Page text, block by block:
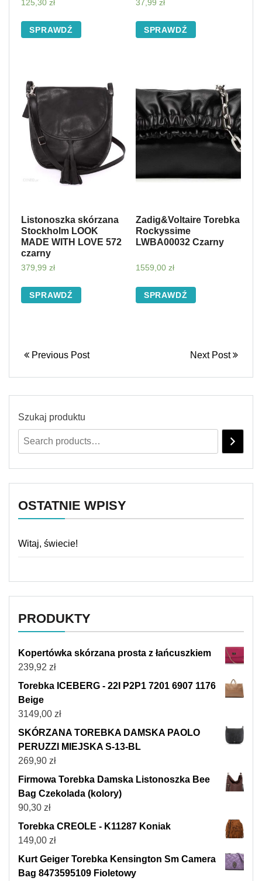
125,30 zł
SPRAWDŹ
37,99 zł
SPRAWDŹ
Listonoszka skórzana
Stockholm LOOK
MADE WITH LOVE 572
czarny
379,99 zł
SPRAWDŹ
Zadig&Voltaire Torebka
Rockyssime
LWBA00032 Czarny
1559,00 zł
SPRAWDŹ
Previous Post Next Post
Szukaj produktu
OSTATNIE WPISY
Witaj, świecie!
PRODUKTY
Kopertówka skórzana prosta z łańcuszkiem
239,92 zł
Torebka ICEBERG - 22I P2P1 7201 6907 1176
Beige
3149,00 zł
SKÓRZANA TOREBKA DAMSKA PAOLO
PERUZZI MIEJSKA S-13-BL
269,90 zł
Firmowa Torebka Damska Listonoszka Bee
Bag Czekolada (kolory)
90,30 zł
Torebka CREOLE - K11287 Koniak
149,00 zł
Kurt Geiger Torebka Kensington Sm Camera
Bag 8473595109 Fioletowy